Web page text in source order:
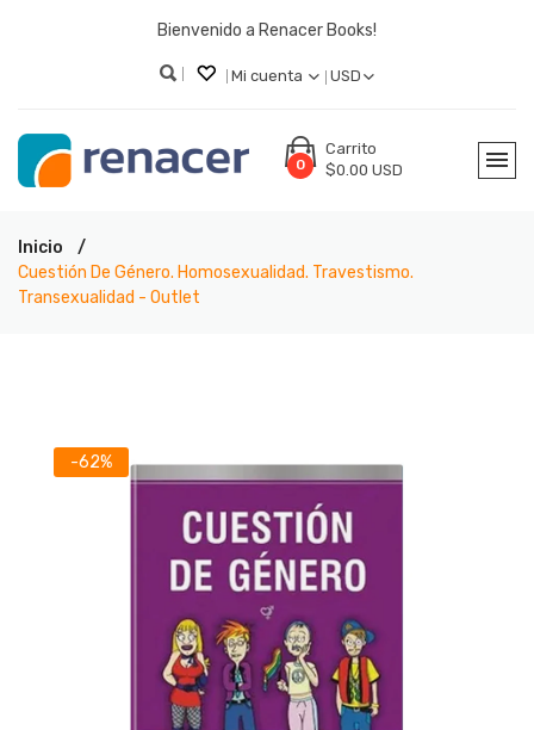
Bienvenido a Renacer Books!
Mi cuenta USD
0
Carrito
$0.00 USD
Inicio
Cuestión De Género. Homosexualidad. Travestismo.
Transexualidad - Outlet
-62%